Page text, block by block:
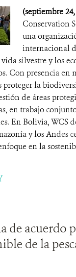
(septiembre
Conservation
una
internacional
silvestre y los
Con presencia en
proteger la
de áreas
en trabajo
En Bolivia, WCS
y los Andes
en la
de acuerdo
de la